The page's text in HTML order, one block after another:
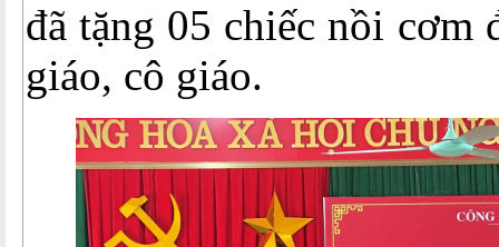
đã tặng 05 chiếc nồi cơm
giáo, cô giáo.